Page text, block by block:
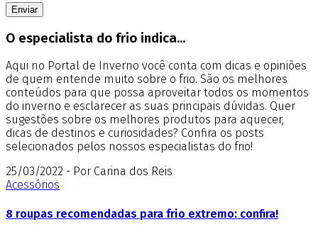
O especialista do frio indica...
Aqui no Portal de Inverno você conta com dicas e opiniões
de quem entende muito sobre o frio. São os melhores
conteúdos para que possa aproveitar todos os momentos
do inverno e esclarecer as suas principais dúvidas. Quer
sugestões sobre os melhores produtos para aquecer,
dicas de destinos e curiosidades? Confira os posts
selecionados pelos nossos especialistas do frio!
25/03/2022 - Por Carina dos Reis
Acessórios
8 roupas recomendadas para frio extremo: confira!